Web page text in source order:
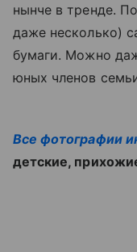
нынче в тренде.
даже несколько)
бумаги. Можно
юных членов
Все фотографии
детские,